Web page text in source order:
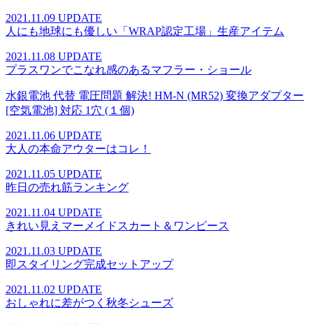
2021.11.09 UPDATE
人にも地球にも優しい「WRAP認定工場」生産アイテム
2021.11.08 UPDATE
プラスワンでこなれ感のあるマフラー・ショール
水銀電池 代替 電圧問題 解決! HM-N (MR52) 変換アダプター
[空気電池] 対応 1穴 (１個)
2021.11.06 UPDATE
大人の本命アウターはコレ！
2021.11.05 UPDATE
昨日の売れ筋ランキング
2021.11.04 UPDATE
きれい見えマーメイドスカート＆ワンピース
2021.11.03 UPDATE
即スタイリング完成セットアップ
2021.11.02 UPDATE
おしゃれに差がつく秋冬シューズ